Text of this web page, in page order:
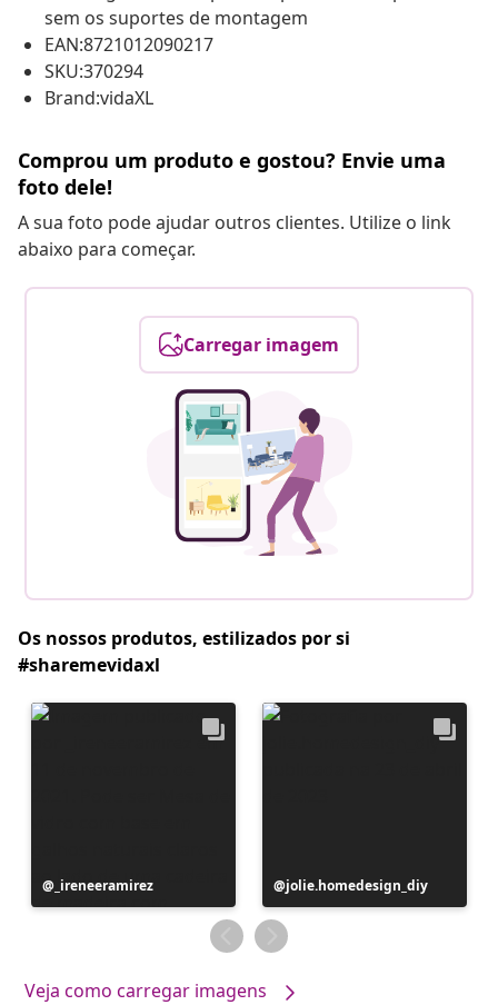
sem os suportes de montagem
EAN:8721012090217
SKU:370294
Brand:vidaXL
Comprou um produto e gostou? Envie uma
foto dele!
A sua foto pode ajudar outros clientes. Utilize o link
abaixo para começar.
Carregar imagem
Os nossos produtos, estilizados por si
#sharemevidaxl
Postagem
publicada
_ireneeramirez
Postagem
publicada
por
jolie.homedesign_diy
Veja como carregar imagens